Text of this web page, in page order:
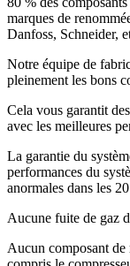
marques de
Danfoss, Schneider,
Notre équipe de
pleinement les bons
Cela vous garantit
avec les meilleures
La garantie du
performances du
anormales dans les
Aucune fuite de gaz
Aucun composant de